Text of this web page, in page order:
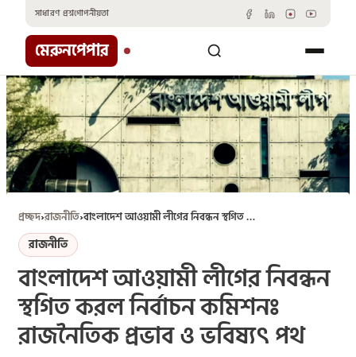
content
সাধারণ প্রশ্নগোপনীয়তা
মেরুনপেপার
প্রচ্ছদ›রাজনীতি› বাংলাদেশ আওয়ামী লীগের নিবন্ধন স্থগিত করল নির্বাচন কমিশনঃ রাজনৈতিক প্রভাব ও ভবিষ্যৎ পথ
রাজনীতি
বাংলাদেশ আওয়ামী লীগের নিবন্ধন
স্থগিত করল নির্বাচন কমিশনঃ
রাজনৈতিক প্রভাব ও ভবিষ্যৎ পথ